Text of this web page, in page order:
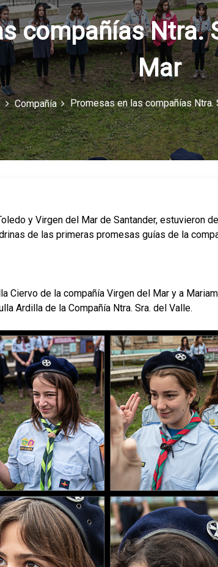
compañías Ntra.
Mar
Compañía Promesas en las compañías Ntra.
y Virgen del Mar de Santander, estuvieron
de las primeras promesas guías de la
Ciervo de la compañía Virgen del Mar y a
Ardilla de la Compañía Ntra. Sra. del Valle.